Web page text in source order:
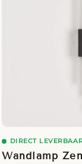
DIRECT
Wandlamp